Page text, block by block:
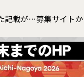
記載が…募集サイト